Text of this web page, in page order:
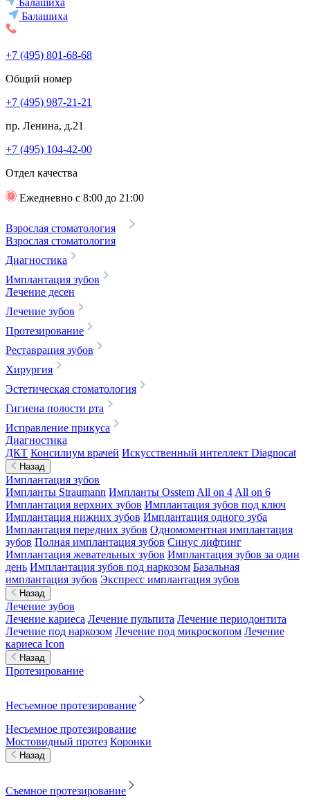
Балашиха
Балашиха
+7 (495) 801-68-68
Общий номер
+7 (495) 987-21-21
пр. Ленина, д.21
+7 (495) 104-42-00
Отдел качества
Ежедневно с 8:00 до 21:00
Взрослая стоматология
Взрослая стоматология
Диагностика
Имплантация зубов
Лечение десен
Лечение зубов
Протезирование
Реставрация зубов
Хирургия
Эстетическая стоматология
Гигиена полости рта
Исправление прикуса
Диагностика
ДКТ Консилиум врачей Искусственный интеллект Diagnocat
Назад
Имплантация зубов
Импланты Straumann Импланты Osstem All on 4 All on 6
Имплантация верхних зубов Имплантация зубов под ключ
Имплантация нижних зубов Имплантация одного зуба
Имплантация передних зубов Одномоментная имплантация
зубов Полная имплантация зубов Синус лифтинг
Имплантация жевательных зубов Имплантация зубов за один
день Имплантация зубов под наркозом Базальная
имплантация зубов Экспресс имплантация зубов
Назад
Лечение зубов
Лечение кариеса Лечение пульпита Лечение периодонтита
Лечение под наркозом Лечение под микроскопом Лечение
кариеса Icon
Назад
Протезирование
Несъемное протезирование
Несъемное протезирование
Мостовидный протез Коронки
Назад
Съемное протезирование